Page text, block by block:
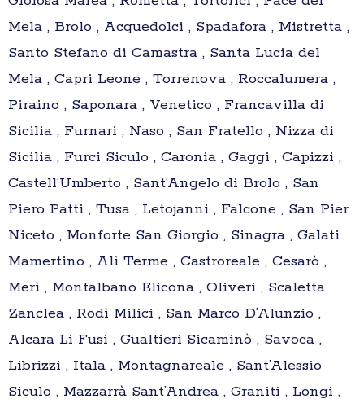
Mela , Brolo , Acquedolci , Spadafora , Mistretta ,
Santo Stefano di Camastra , Santa Lucia del
Mela , Capri Leone , Torrenova , Roccalumera ,
Piraino , Saponara , Venetico , Francavilla di
Sicilia , Furnari , Naso , San Fratello , Nizza di
Sicilia , Furci Siculo , Caronia , Gaggi , Capizzi ,
Castell’Umberto , Sant’Angelo di Brolo , San
Piero Patti , Tusa , Letojanni , Falcone , San Pier
Niceto , Monforte San Giorgio , Sinagra , Galati
Mamertino , Alì Terme , Castroreale , Cesarò ,
Merì , Montalbano Elicona , Oliveri , Scaletta
Zanclea , Rodì Milici , San Marco D’Alunzio ,
Alcara Li Fusi , Gualtieri Sicaminò , Savoca ,
Librizzi , Itala , Montagnareale , Sant’Alessio
Siculo , Mazzarrà Sant’Andrea , Graniti , Longi ,